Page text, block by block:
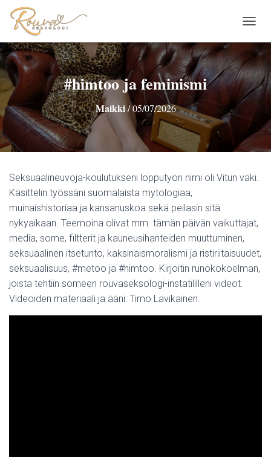
A
I
G
O
T
I
L
P
I
#himtoo ja feminismi
Maikki/05/07/2026
Seksuaalineuvoja-koulutukseni lopputyön nimi oli Vitun väki.
Käsittelin työssäni suomalaista mytologiaa,
muinaishistoriaa ja kansanuskoa sekä peilasin sitä
nykyaikaan. Teemoina olivat mm. tämän päivän vaikuttajat,
media, some, filtterit ja kauneusihanteiden muuttuminen,
seksuaalinen itsetunto, kaksinaismoralismi ja ristiriitaisuudet,
seksuaalisuus, #metoo ja #himtoo. Kirjoitin runokokoelman,
joista tehtiin someen rouvaseksologi-instatililleni videot.
Videoiden materiaali ja ääni: Timo Lavikainen.